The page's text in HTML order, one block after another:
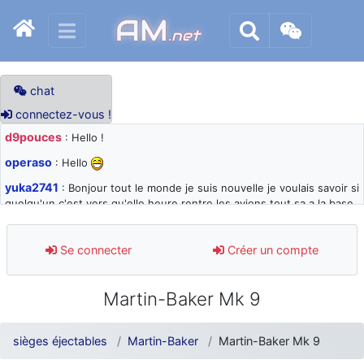
AM.net
chat
connectez-vous !
d9pouces : Hello !
operaso : Hello
yuka2741 : Bonjour tout le monde je suis nouvelle je voulais savoir si
quelqu'un c'est vers qu'elle heure rentre les avions tout sa a la base
d9pouces: désolé pour les quelques blocages du site ces derniers
jours : je teste des méthodes contre le spam et les bots trop nocifs
: Super, la nouvelle bannière
d9pouces : je suis un avion@,._,+ > lesquels ? je ne suis pas sûr de
comprendre
Se connecter Créer un compte
Martin-Baker Mk 9
sièges éjectables Martin-Baker Martin-Baker Mk 9